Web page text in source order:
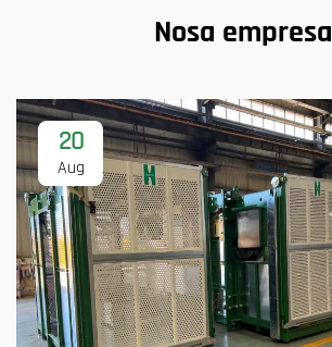
Nosa empresa
20
Aug